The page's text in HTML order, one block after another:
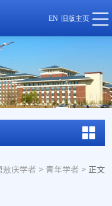
EN 旧版主页
敖庆学者 > 青年学者 > 正文